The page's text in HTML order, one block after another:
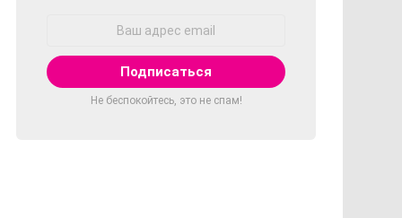
Не беспокойтесь, это не спам!